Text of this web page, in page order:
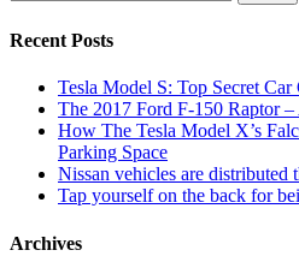
Recent Posts
Tesla Model S: Top Secret Car
The 2017 Ford F-150 Raptor
How The Tesla Model X’s
Parking Space
Nissan vehicles are distributed
Tap yourself on the back for
Archives